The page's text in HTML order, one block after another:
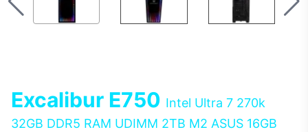
Excalibur E750 Intel Ultra 7 270k
32GB DDR5 RAM UDIMM 2TB M2 ASUS 16GB